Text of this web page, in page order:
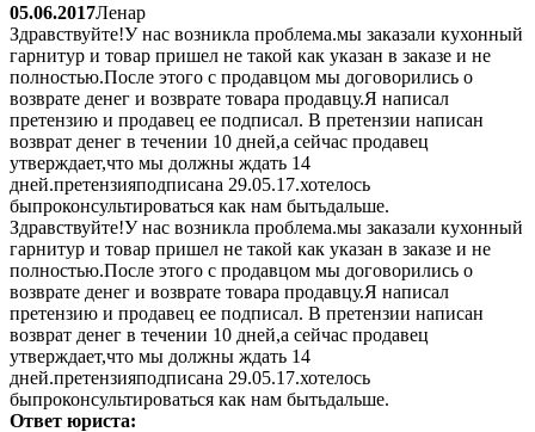
05.06.2017Ленар
Здравствуйте!У нас возникла проблема.мы заказали кухонный
гарнитур и товар пришел не такой как указан в заказе и не
полностью.После этого с продавцом мы договорились о
возврате денег и возврате товара продавцу.Я написал
претензию и продавец ее подписал. В претензии написан
возврат денег в течении 10 дней,а сейчас продавец
утверждает,что мы должны ждать 14
дней.претензияподписана 29.05.17.хотелось
быпроконсультироваться как нам бытьдальше.
Здравствуйте!У нас возникла проблема.мы заказали кухонный
гарнитур и товар пришел не такой как указан в заказе и не
полностью.После этого с продавцом мы договорились о
возврате денег и возврате товара продавцу.Я написал
претензию и продавец ее подписал. В претензии написан
возврат денег в течении 10 дней,а сейчас продавец
утверждает,что мы должны ждать 14
дней.претензияподписана 29.05.17.хотелось
быпроконсультироваться как нам бытьдальше.
Ответ юриста: